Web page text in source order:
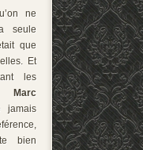
ne
seule
que
Et
les
Marc
jamais
bien